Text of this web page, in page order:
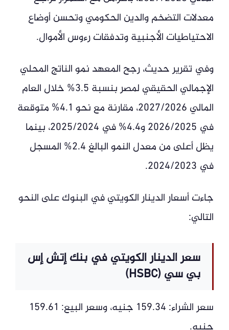
معدلات التضخم والدين الحكومي وتحسن أوضاع
الاحتياطيات الأجنبية وتدفقات رءوس الأموال.
وفي تقرير حديث، رجح المعهد نمو الناتج المحلي
الإجمالي الحقيقي لمصر بنسبة 3.5% خلال العام
المالي 2027/2026، مقارنة مع نحو 4.1% متوقعة
في 2026/2025 و4.4% في 2025/2024، بينما
يظل أعلى من معدل النمو البالغ 2.4% المسجل
في 2024/2023.
جاءت أسعار الدينار الكويتي في البنوك على النحو
التالي:
سعر الدينار الكويتي في بنك إتش إس
بي سي (HSBC)
سعر الشراء: 159.34 جنيه، وسعر البيع: 159.61